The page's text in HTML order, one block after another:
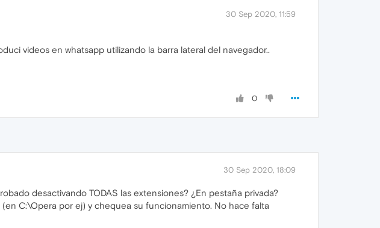
30 Sep 2020, 11:59
videos en whatsapp utilizando la barra lateral del navegador..
0
30 Sep 2020, 18:09
desactivando TODAS las extensiones? ¿En pestaña privada?
C:\Opera por ej) y chequea su funcionamiento. No hace falta